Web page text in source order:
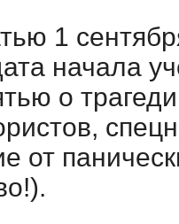
1
начала
о
от